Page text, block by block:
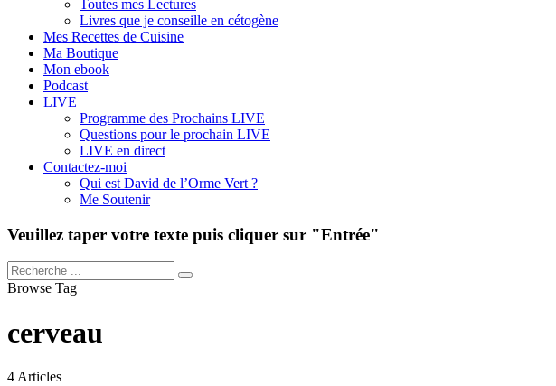
Toutes mes Lectures
Livres que je conseille en cétogène
Mes Recettes de Cuisine
Ma Boutique
Mon ebook
Podcast
LIVE
Programme des Prochains LIVE
Questions pour le prochain LIVE
LIVE en direct
Contactez-moi
Qui est David de l’Orme Vert ?
Me Soutenir
Veuillez taper votre texte puis cliquer sur "Entrée"
Browse Tag
cerveau
4 Articles